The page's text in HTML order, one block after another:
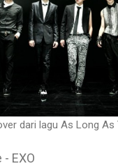
dari lagu As Long As
EXO